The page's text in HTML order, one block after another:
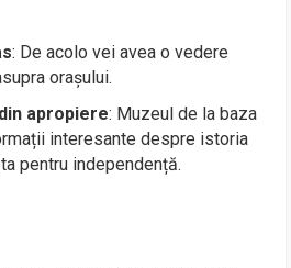
: De acolo vei avea o vedere
orașului.
apropiere: Muzeul de la baza
interesante despre istoria
pentru independență.